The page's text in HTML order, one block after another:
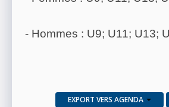
- Hommes : U9; U11; U13;
EXPORT VERS AGENDA